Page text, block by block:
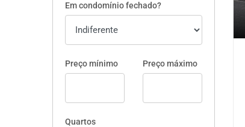
Em condomínio fechado?
Preço mínimo Preço máximo
Quartos